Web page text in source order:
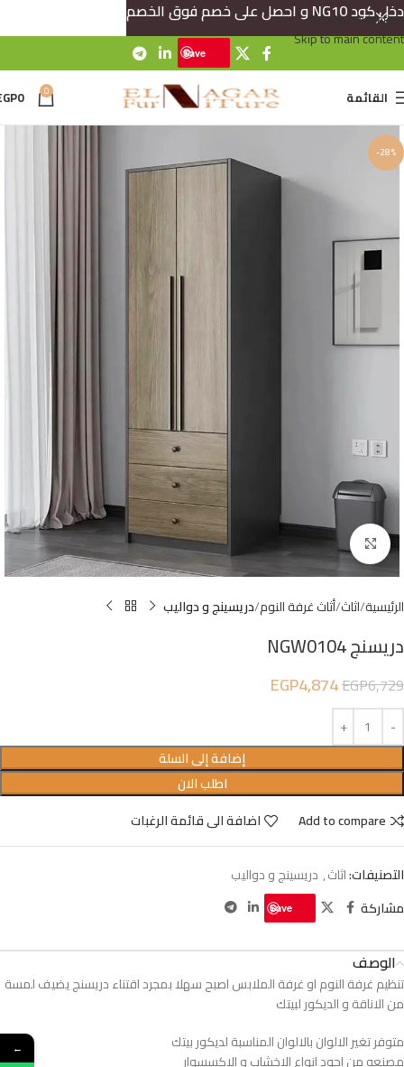
Skip to navigation
Skip to main content
Save
القائمة 0
0
-28%
Click to enlarge
الرئيسية اثاث أثاث غرفة النوم دريسينج و دواليب
دريسنج NGW0104
EGP6,729
EGP4,874
إضافة إلى السلة
اطلب الان
Add to compare
اضافة الى قائمة الرغبات
التصنيفات:اثاث, دريسينج و دواليب
مشاركة
Save
الوصف
تنظيم غرفة النوم او غرفة الملابس اصبح سهلا بمجرد اقتناء دريسنج يضيف لمسة
من الاناقة و الديكور لبيتك
متوفر تغير الالوان بالالوان المناسبة لديكور بيتك
مصنعه من اجود انواع الاخشاب و الاكسسوار
دخل كود NG10 و احصل على خصم فوق الخصم
←